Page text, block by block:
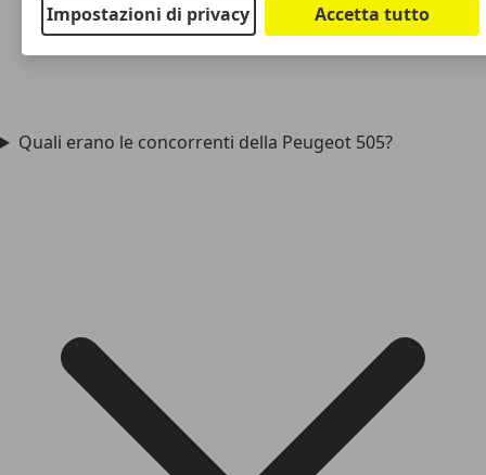
Quali erano le concorrenti della Peugeot 505?
Impostazioni di privacy Accetta tutto